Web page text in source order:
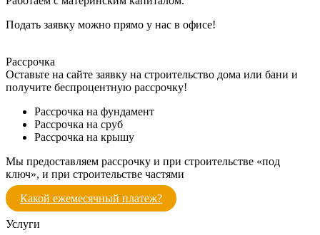
Подать заявку можно прямо у нас в офисе!
Рассрочка
Оставьте на сайте заявку на строительство дома или бани и
получите беспроцентную рассрочку!
Рассрочка на фундамент
Рассрочка на сруб
Рассрочка на крышу
Мы предоставляем рассрочку и при строительстве «под
ключ», и при строительстве частями
Какой ежемесячный платеж?
Услуги